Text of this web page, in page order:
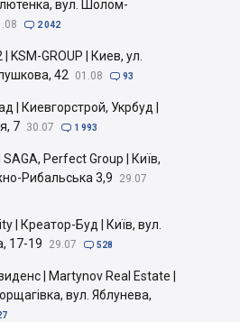
вул. Шолом-
 2 042
GROUP | Киев, ул.
42
01.08  93
| Киевгорстрой, Укрбуд |
7 30.07  1 993
Perfect Group | Київ,
Рибальська 3,9
29.07
| Креатор-Буд | Київ, вул.
17-19
29.07  528
| Martynov Real Estate |
вул. Яблунева,